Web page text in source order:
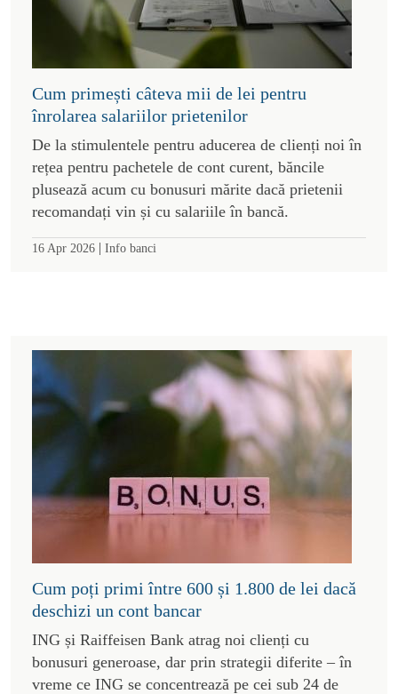
Cum primești câteva mii de lei pentru
înrolarea salariilor prietenilor
De la stimulentele pentru aducerea de clienți noi în
rețea pentru pachetele de cont curent, băncile
plusează acum cu bonusuri mărite dacă prietenii
recomandați vin și cu salariile în bancă.
16 Apr 2026 | Info banci
Cum poți primi între 600 și 1.800 de lei dacă
deschizi un cont bancar
ING și Raiffeisen Bank atrag noi clienți cu
bonusuri generoase, dar prin strategii diferite – în
vreme ce ING se concentrează pe cei sub 24 de